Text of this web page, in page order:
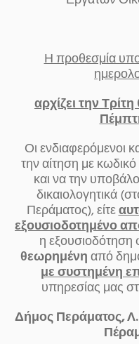
Η προθεσμία
αρχίζει την
Οι ενδιαφερόμενοι
την αίτηση με
και να την
δικαιολογητικά
Περάματος), είτε
εξουσιοδοτημένο
η εξουσιοδότηση
θεωρημένηαπό
με συστημένη
υπηρεσίας μας
Δήμος Περάματος,